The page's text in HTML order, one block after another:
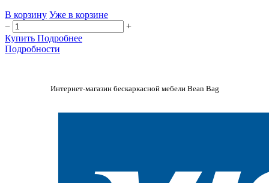
В корзину Уже в корзине
−
+
Купить Подробнее
Подробности
Интернет-магазин бескаркасной мебели Bean Bag